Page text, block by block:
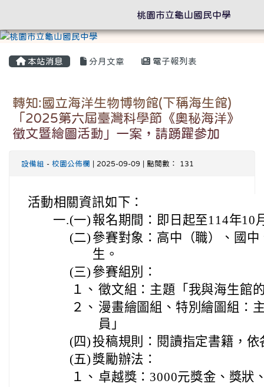
本站消息 分月文章 電子報列表
轉知:國立海洋生物博物館(下稱海生館)
「2025第六屆臺灣科學節《奧秘海洋》
徵文暨繪圖活動」一案，請踴躍參加
設備組 - 校園公佈欄 | 2025-09-09 | 點閱數： 131
活動相關資訊如下：
一.(一) 報名期間：即日起至114年10
(二) 參賽對象：高中（職）、國
生。
(三) 參賽組別：
１、 徵文組：主題「我與海生館
２、 漫畫繪圖組、特別繪圖組：
員」
(四)投稿規則：閱讀指定書籍，
(五) 獎勵辦法：
１、 卓越獎：3000元獎金、獎狀
桃園市立龜山國民中學